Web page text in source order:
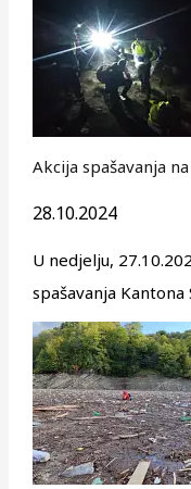
Akcija spašavanja
28.10.2024
U nedjelju,
spašavanja Kantona